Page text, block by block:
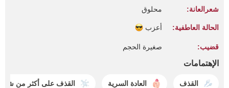
شعرالعانة: محلوق
الحالة العاطفية: أعزب
قضيب: صغيرة الحجم
الإهتمامات
القذف العادة السرية القذف على أكثر من